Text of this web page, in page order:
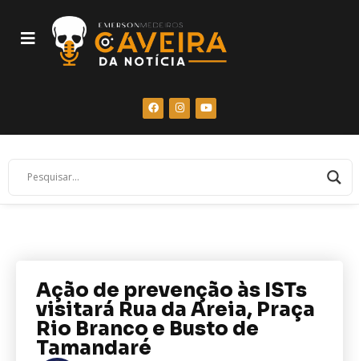
Ação de prevenção às ISTs
visitará Rua da Areia, Praça
Rio Branco e Busto de
Tamandaré